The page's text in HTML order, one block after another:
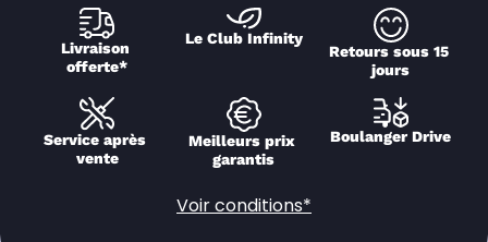
Livraison
offerte*
Le Club Infinity
Retours sous 15
jours
Service après
vente
Meilleurs prix
garantis
Boulanger Drive
Voir conditions*